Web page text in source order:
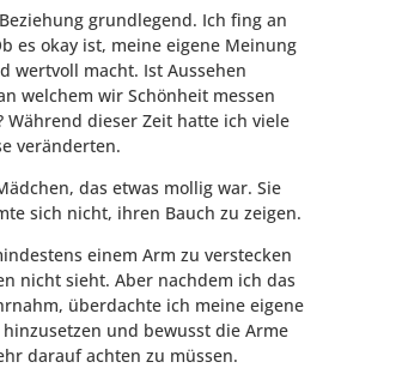
grundlegend. Ich fing an
es okay ist, meine eigene Meinung
wertvoll macht. Ist Aussehen
welchem wir Schönheit messen
dieser Zeit hatte ich viele
veränderten.
das etwas mollig war. Sie
sich nicht, ihren Bauch zu zeigen.
einem Arm zu verstecken
nicht sieht. Aber nachdem ich das
überdachte ich meine eigene
und bewusst die Arme
darauf achten zu müssen.